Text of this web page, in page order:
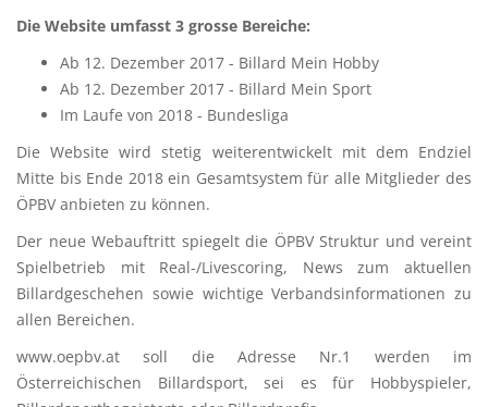
Die Website umfasst 3 grosse Bereiche:
Ab 12. Dezember 2017 - Billard Mein Hobby
Ab 12. Dezember 2017 - Billard Mein Sport
Im Laufe von 2018 - Bundesliga
Die Website wird stetig weiterentwickelt mit dem Endziel
Mitte bis Ende 2018 ein Gesamtsystem für alle Mitglieder des
ÖPBV anbieten zu können.
Der neue Webauftritt spiegelt die ÖPBV Struktur und vereint
Spielbetrieb mit Real-/Livescoring, News zum aktuellen
Billardgeschehen sowie wichtige Verbandsinformationen zu
allen Bereichen.
www.oepbv.at soll die Adresse Nr.1 werden im
Österreichischen Billardsport, sei es für Hobbyspieler,